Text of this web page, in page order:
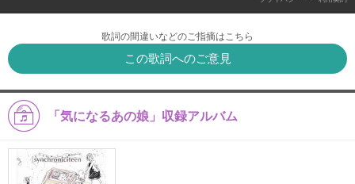
歌詞の間違いなどのご指摘はこちら
この歌詞へのご意見
「気になるあの娘」収録アルバム